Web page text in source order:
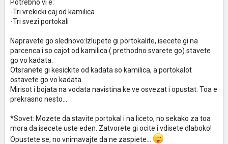
Potrebno vi e:
-Tri vrekicki caj od kamilica
-Tri svezi portokali
Napravete go slednovo:Izlupete gi portokalite, isecete gi na
parcenca i so cajot od kamilica ( prethodno svarete go) stavete
go vo kadata.
Otsranete gi kesickite od kadata so kamilica, a portokalot
ostavete go vo kadata.
Mirisot i bojata na vodata navistina ke ve osvezat i opustat. Toa e
prekrasno nesto...
*Sovet: Mozete da stavite portokal i na liceto, no sekako za toa
mora da isecete uste eden. Zatvorete gi ocite i vdisete dlaboko!
Opustete se, no vnimavajte da ne zaspiete...